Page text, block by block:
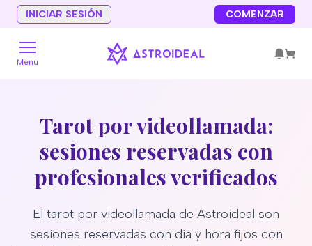
INICIAR SESIÓN COMENZAR
Menu
Tarot por videollamada:
sesiones reservadas con
profesionales verificados
El tarot por videollamada de Astroideal son
sesiones reservadas con día y hora fijos con